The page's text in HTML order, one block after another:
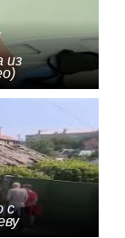
из
с